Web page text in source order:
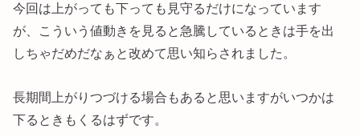
今回は上がっても下っても見守るだけになっています
が、こういう値動きを見ると急騰しているときは手を出
しちゃだめだなぁと改めて思い知らされました。
長期間上がりつづける場合もあると思いますがいつかは
下るときもくるはずです。